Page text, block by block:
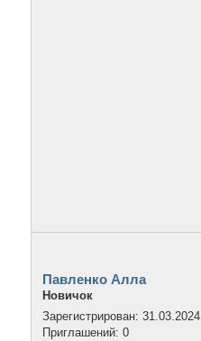
Павленко Алла
Новичок
Зарегистрирован: 31.03.2024
Приглашений: 0